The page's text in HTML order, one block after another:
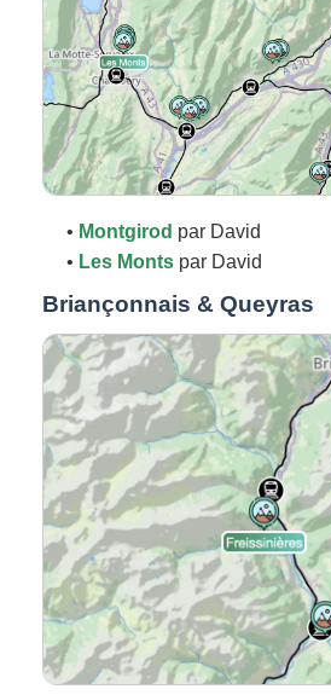
• Montgirod par David
• Les Monts par David
Briançonnais & Queyras